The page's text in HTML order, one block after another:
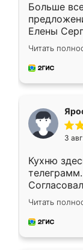
Больше
Елены
короткие
для
предложил
Читать
3
Кухню
недели
довольны
мебель за
Читать